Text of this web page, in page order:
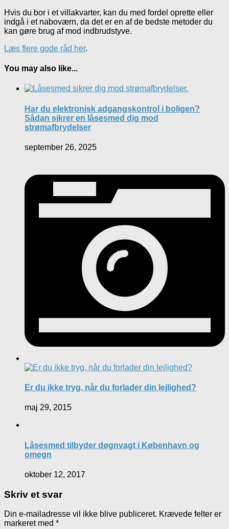
Hvis du bor i et villakvarter, kan du med fordel oprette eller
indgå i et naboværn, da det er en af de bedste metoder du
kan gøre brug af mod indbrudstyve.
Læs flere gode råd her.
You may also like...
Har du elektronisk adgangskontrol i boligen?
Sådan sikrer en låsesmed dig mod
strømafbrydelser
september 26, 2025
Er du ikke tryg, når du forlader din lejlighed?
maj 29, 2015
Låsesmed tilbyder døgnvagt i København og
omegn
oktober 12, 2017
Skriv et svar
Din e-mailadresse vil ikke blive publiceret. Krævede felter er
markeret med *